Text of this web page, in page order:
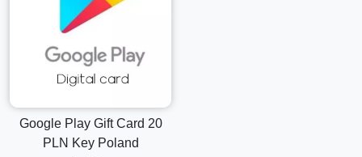
Google Play Gift Card 20
PLN Key Poland